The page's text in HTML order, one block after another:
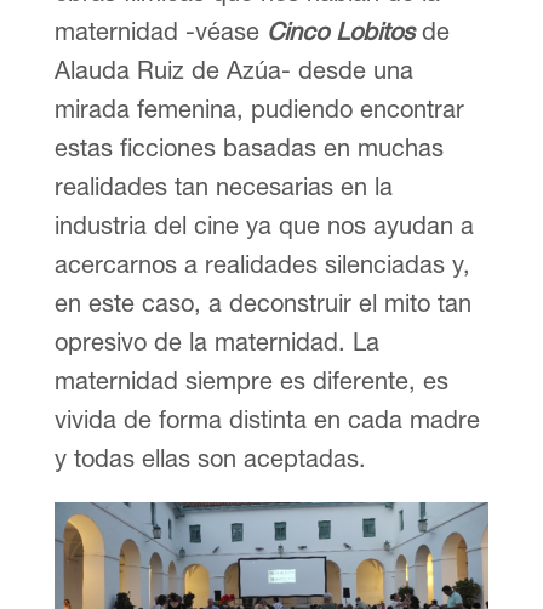
maternidad -véase Cinco Lobitosde
Alauda Ruiz de Azúa- desde una
mirada femenina, pudiendo encontrar
estas ficciones basadas en muchas
realidades tan necesarias en la
industria del cine ya que nos ayudan a
acercarnos a realidades silenciadas y,
en este caso, a deconstruir el mito tan
opresivo de la maternidad. La
maternidad siempre es diferente, es
vivida de forma distinta en cada madre
y todas ellas son aceptadas.